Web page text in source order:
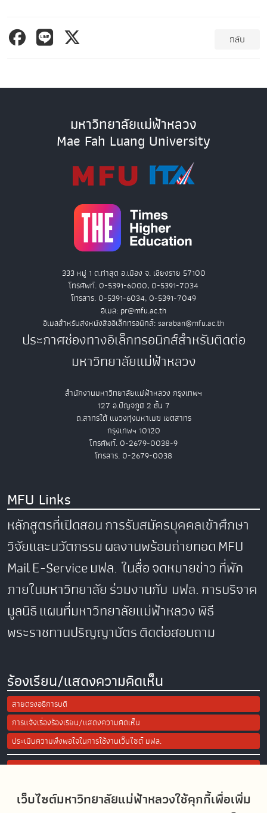
เว็บไซต์มหาวิทยาลัยแม่ฟ้าหลวงใช้คุกกี้เพื่อเพิ่ม
กลับ
มหาวิทยาลัยแม่ฟ้าหลวง
Mae Fah Luang University
333 หมู่ 1 ต.ท่าสุด อ.เมือง จ. เชียงราย 57100
โทรศัพท์. 0-5391-6000, 0-5391-7034
โทรสาร. 0-5391-6034, 0-5391-7049
อีเมล: pr@mfu.ac.th
อีเมลสำหรับส่งหนังสืออิเล็กทรอนิกส์: saraban@mfu.ac.th
ประกาศช่องทางอิเล็กทรอนิกส์สำหรับติดต่อ
มหาวิทยาลัยแม่ฟ้าหลวง
สำนักงานมหาวิทยาลัยแม่ฟ้าหลวง กรุงเทพฯ
127 อ.ปัญจภูมิ 2 ชั้น 7
ถ.สาทรใต้ แขวงทุ่งมหาเมฆ เขตสาทร
กรุงเทพฯ 10120
โทรศัพท์. 0-2679-0038-9
โทรสาร. 0-2679-0038
MFU Links
หลักสูตรที่เปิดสอนการรับสมัครบุคคลเข้าศึกษา
วิจัยและนวัตกรรมผลงานพร้อมถ่ายทอดMFU
MailE-Serviceมฟล. ในสื่อจดหมายข่าวที่พัก
ภายในมหาวิทยาลัยร่วมงานกับ มฟล.การบริจาค
มูลนิธิแผนที่มหาวิทยาลัยแม่ฟ้าหลวงพิธี
พระราชทานปริญญาบัตรติดต่อสอบถาม
ร้องเรียน/แสดงความคิดเห็น
สายตรงอธิการบดี
การแจ้งเรื่องร้องเรียน/แสดงความคิดเห็น
ประเมินความพึงพอใจในการใช้งานเว็บไซต์ มฟล.
Site Map